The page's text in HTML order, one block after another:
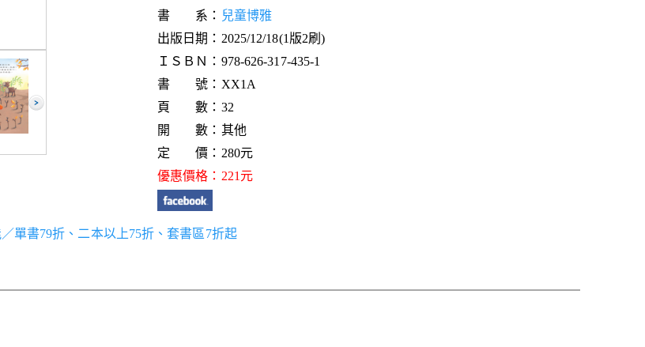
書 系： 兒童博雅
出版日期：2025/12/18(1版2刷)
ＩＳＢＮ：978-626-317-435-1
書 號：XX1A
頁 數：32
開 數：其他
定 價：280元
優惠價格：221元
單書79折、二本以上75折、套書區7折起